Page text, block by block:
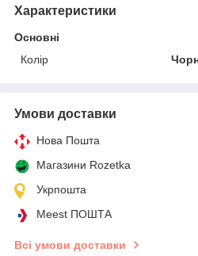
Характеристики
Основні
Колір
Умови доставки
Нова Пошта
Магазини Rozetka
Укрпошта
Meest ПОШТА
Всі умови доставки